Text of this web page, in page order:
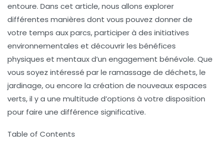
entoure. Dans cet article, nous allons explorer
différentes manières dont vous pouvez donner de
votre temps aux parcs, participer à des initiatives
environnementales et découvrir les bénéfices
physiques et mentaux d’un engagement bénévole. Que
vous soyez intéressé par le ramassage de déchets, le
jardinage, ou encore la création de nouveaux espaces
verts, il y a une multitude d’options à votre disposition
pour faire une différence significative.
Table of Contents